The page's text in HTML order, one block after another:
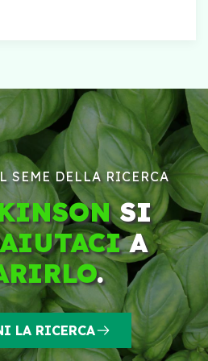
SEME DELLA RICERCA
SI
AIUTACIA
.
LA RICERCA